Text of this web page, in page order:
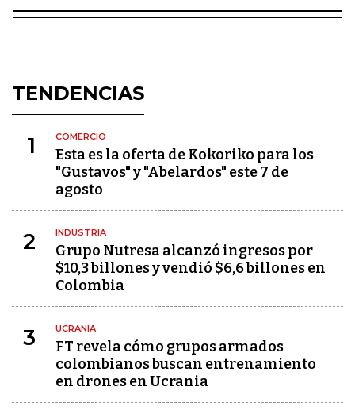
TENDENCIAS
1 COMERCIO
Esta es la oferta de Kokoriko para los
"Gustavos" y "Abelardos" este 7 de
agosto
2 INDUSTRIA
Grupo Nutresa alcanzó ingresos por
$10,3 billones y vendió $6,6 billones en
Colombia
3 UCRANIA
FT revela cómo grupos armados
colombianos buscan entrenamiento
en drones en Ucrania